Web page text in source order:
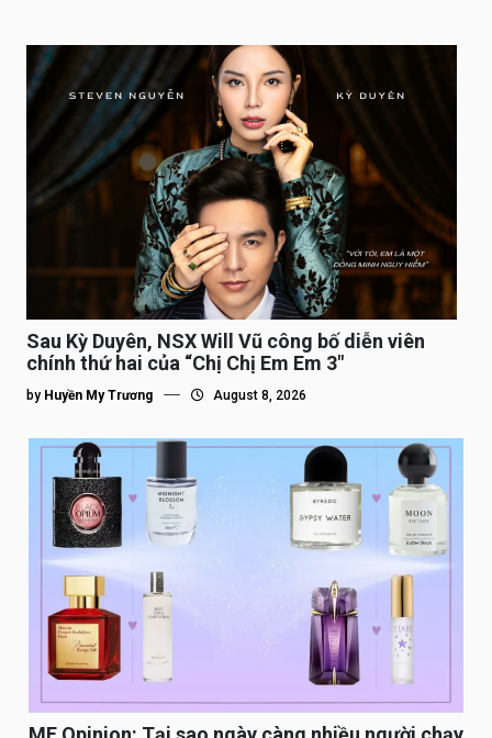
Sau Kỳ Duyên, NSX Will Vũ công bố diễn viên
chính thứ hai của “Chị Chị Em Em 3″
by Huyền My Trương August 8, 2026